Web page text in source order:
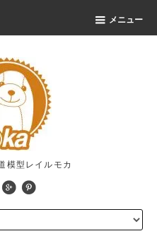
メニュー
模型レイルモカ